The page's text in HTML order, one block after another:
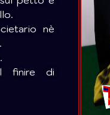
nè
finire di